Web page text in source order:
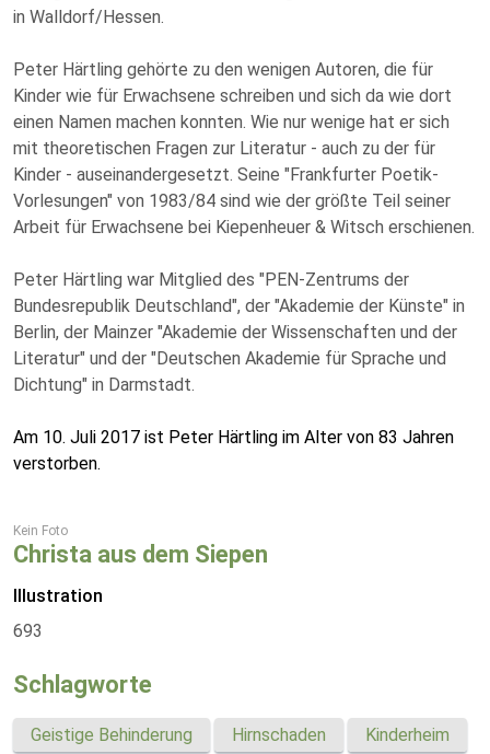
in Walldorf/Hessen.
Peter Härtling gehörte zu den wenigen Autoren, die für
Kinder wie für Erwachsene schreiben und sich da wie dort
einen Namen machen konnten. Wie nur wenige hat er sich
mit theoretischen Fragen zur Literatur - auch zu der für
Kinder - auseinandergesetzt. Seine "Frankfurter Poetik-
Vorlesungen" von 1983/84 sind wie der größte Teil seiner
Arbeit für Erwachsene bei Kiepenheuer & Witsch erschienen.
Peter Härtling war Mitglied des "PEN-Zentrums der
Bundesrepublik Deutschland", der "Akademie der Künste" in
Berlin, der Mainzer "Akademie der Wissenschaften und der
Literatur" und der "Deutschen Akademie für Sprache und
Dichtung" in Darmstadt.
Am 10. Juli 2017 ist Peter Härtling im Alter von 83 Jahren
verstorben.
Kein Foto
Christa aus dem Siepen
Illustration
693
Schlagworte
Geistige Behinderung Hirnschaden Kinderheim